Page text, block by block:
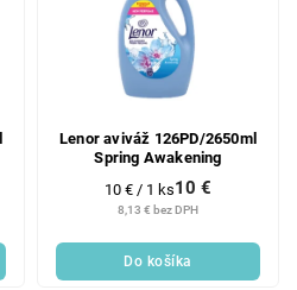
Lenor aviváž 126PD/2650ml
Spring Awakening
8,13 € bez DPH
10 €
Jednotková
cena:
10 € / 1 ks
Do košíka